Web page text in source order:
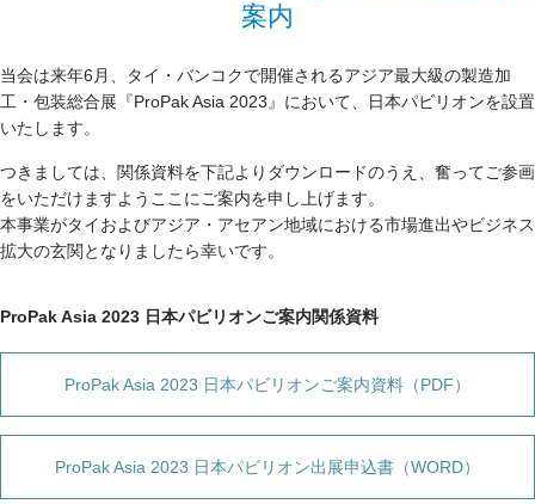
案内
当会は来年6月、タイ・バンコクで開催されるアジア最大級の製造加
工・包装総合展『ProPak Asia 2023』において、日本パビリオンを設置
いたします。
つきましては、関係資料を下記よりダウンロードのうえ、奮ってご参画
をいただけますようここにご案内を申し上げます。
本事業がタイおよびアジア・アセアン地域における市場進出やビジネス
拡大の玄関となりましたら幸いです。
ProPak Asia 2023 日本パビリオンご案内関係資料
ProPak Asia 2023 日本パビリオンご案内資料（PDF）
ProPak Asia 2023 日本パビリオン出展申込書（WORD）